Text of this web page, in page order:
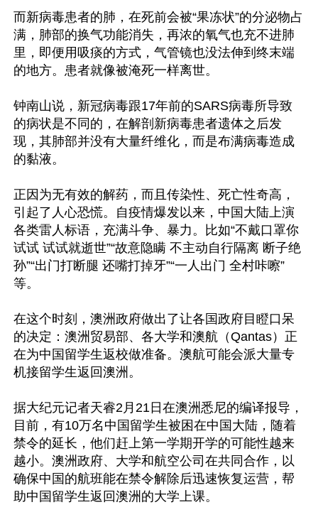
而新病毒患者的肺，在死前会被“果冻状”的分泌物占
满，肺部的换气功能消失，再浓的氧气也充不进肺
里，即便用吸痰的方式，气管镜也没法伸到终末端
的地方。患者就像被淹死一样离世。
钟南山说，新冠病毒跟17年前的SARS病毒所导致
的病状是不同的，在解剖新病毒患者遗体之后发
现，其肺部并没有大量纤维化，而是布满病毒造成
的黏液。
正因为无有效的解药，而且传染性、死亡性奇高，
引起了人心恐慌。自疫情爆发以来，中国大陆上演
各类雷人标语，充满斗争、暴力。比如“不戴口罩你
试试 试试就逝世”“故意隐瞒 不主动自行隔离 断子绝
孙”“出门打断腿 还嘴打掉牙”“一人出门 全村咔嚓”
等。
在这个时刻，澳洲政府做出了让各国政府目瞪口呆
的决定：澳洲贸易部、各大学和澳航（Qantas）正
在为中国留学生返校做准备。澳航可能会派大量专
机接留学生返回澳洲。
据大纪元记者天睿2月21日在澳洲悉尼的编译报导，
目前，有10万名中国留学生被困在中国大陆，随着
禁令的延长，他们赶上第一学期开学的可能性越来
越小。澳洲政府、大学和航空公司在共同合作，以
确保中国的航班能在禁令解除后迅速恢复运营，帮
助中国留学生返回澳洲的大学上课。